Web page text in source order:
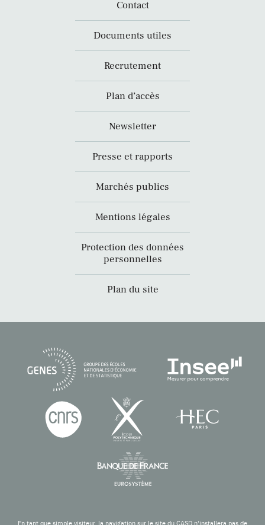
Contact
Documents utiles
Recrutement
Plan d’accès
Newsletter
Presse et rapports
Marchés publics
Mentions légales
Protection des données
personnelles
Plan du site
En tant que simple visiteur, la navigation sur le site du CASD n'installera pas de